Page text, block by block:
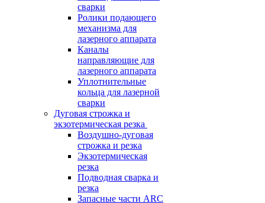
сварки
Ролики подающего
механизма для
лазерного аппарата
Каналы
направляющие для
лазерного аппарата
Уплотнительные
кольца для лазерной
сварки
Дуговая строжка и
экзотермическая резка
Воздушно-дуговая
строжка и резка
Экзотермическая
резка
Подводная сварка и
резка
Запасные части ARC